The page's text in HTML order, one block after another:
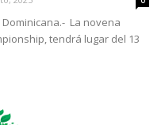
Dominicana.- La novena
tendrá lugar del 13